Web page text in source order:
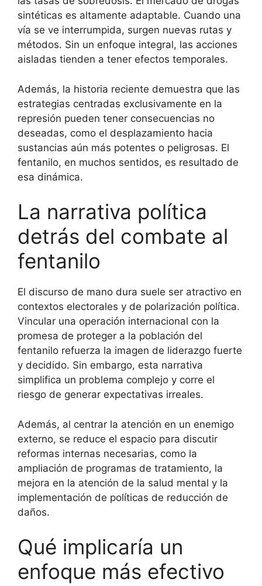
sintéticas es altamente adaptable. Cuando una
vía se ve interrumpida, surgen nuevas rutas y
métodos. Sin un enfoque integral, las acciones
aisladas tienden a tener efectos temporales.
Además, la historia reciente demuestra que las
estrategias centradas exclusivamente en la
represión pueden tener consecuencias no
deseadas, como el desplazamiento hacia
sustancias aún más potentes o peligrosas. El
fentanilo, en muchos sentidos, es resultado de
esa dinámica.
La narrativa política
detrás del combate al
fentanilo
El discurso de mano dura suele ser atractivo en
contextos electorales y de polarización política.
Vincular una operación internacional con la
promesa de proteger a la población del
fentanilo refuerza la imagen de liderazgo fuerte
y decidido. Sin embargo, esta narrativa
simplifica un problema complejo y corre el
riesgo de generar expectativas irreales.
Además, al centrar la atención en un enemigo
externo, se reduce el espacio para discutir
reformas internas necesarias, como la
ampliación de programas de tratamiento, la
mejora en la atención de la salud mental y la
implementación de políticas de reducción de
daños.
Qué implicaría un
enfoque más efectivo